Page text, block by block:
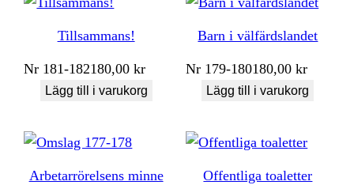
Tillsammans!
Nr 181-182180,00kr
Lägg till i varukorg
Barn i välfärdslandet
Nr 179-180180,00kr
Lägg till i varukorg
Arbetarrörelsens minne Offentliga toaletter